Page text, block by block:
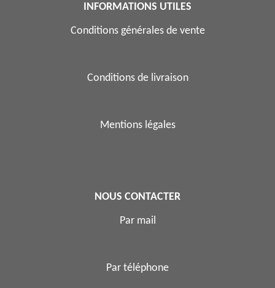
INFORMATIONS UTILES
Conditions générales de vente
Conditions de livraison
Mentions légales
NOUS CONTACTER
Par mail
Par téléphone